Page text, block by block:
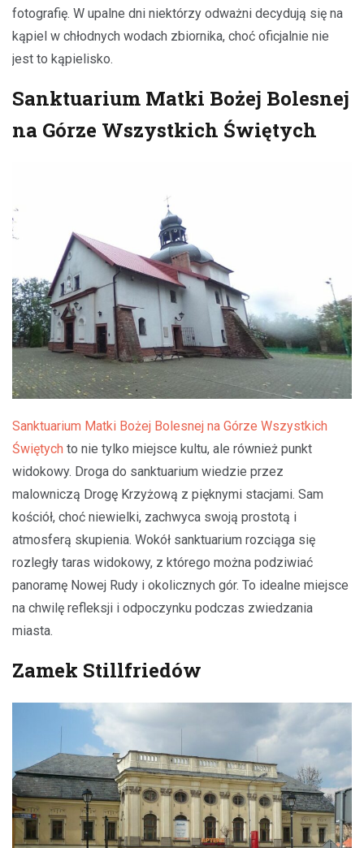
fotografię. W upalne dni niektórzy odważni decydują się na
kąpiel w chłodnych wodach zbiornika, choć oficjalnie nie
jest to kąpielisko.
Sanktuarium Matki Bożej Bolesnej
na Górze Wszystkich Świętych
Sanktuarium Matki Bożej Bolesnej na Górze Wszystkich
Świętych to nie tylko miejsce kultu, ale również punkt
widokowy. Droga do sanktuarium wiedzie przez
malowniczą Drogę Krzyżową z pięknymi stacjami. Sam
kościół, choć niewielki, zachwyca swoją prostotą i
atmosferą skupienia. Wokół sanktuarium rozciąga się
rozległy taras widokowy, z którego można podziwiać
panoramę Nowej Rudy i okolicznych gór. To idealne miejsce
na chwilę refleksji i odpoczynku podczas zwiedzania
miasta.
Zamek Stillfriedów